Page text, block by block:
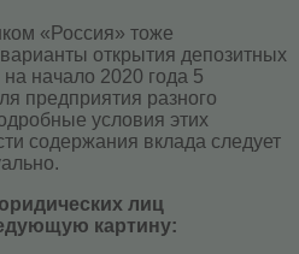
«Россия» тоже
открытия депозитных
начало 2020 года 5
предприятия разного
условия этих
содержания вклада следует
лиц
картину: